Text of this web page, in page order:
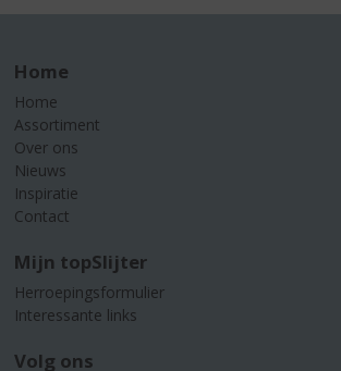
Home
Home
Assortiment
Over ons
Nieuws
Inspiratie
Contact
Mijn topSlijter
Herroepingsformulier
Interessante links
Volg ons